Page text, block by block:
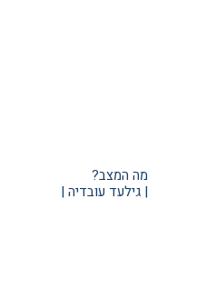
מה המצב?
| גילעד עובדיה |